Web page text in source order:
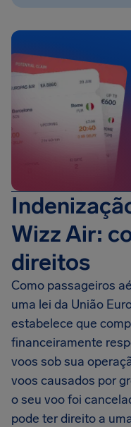
Wizz Air:
direitos
Como passageiros
uma lei da União
estabelece que
financeiramente
voos sob sua
voos causados por
o seu voo foi
pode ter direito a